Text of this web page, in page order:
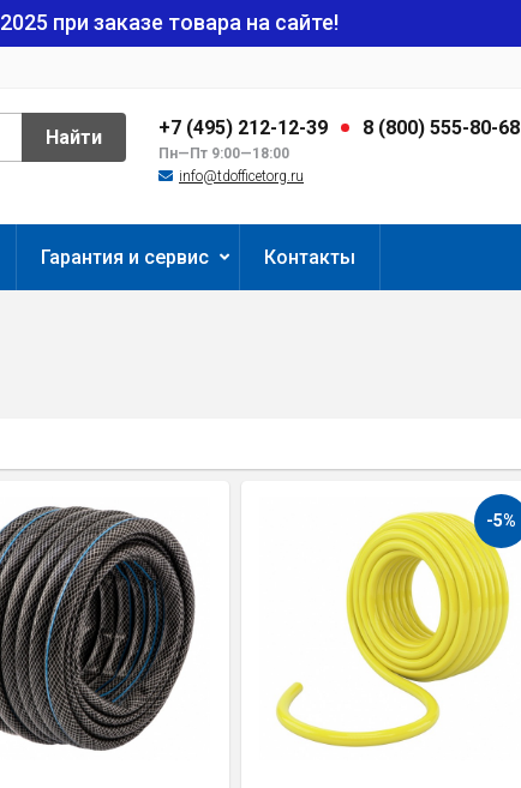
2025 при заказе товара на сайте!
+7 (495) 212-12-39 8 (800) 555-80-68
Пн—Пт 9:00—18:00
info@tdofficetorg.ru
Найти
Гарантия и сервис Контакты
-5%